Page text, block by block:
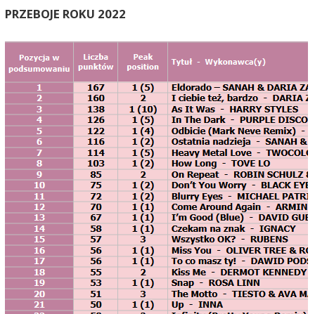
PRZEBOJE ROKU 2022